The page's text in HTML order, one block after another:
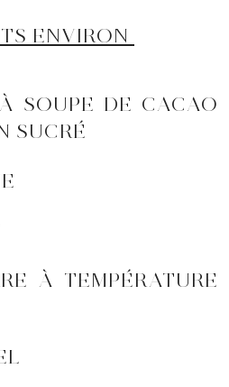
ENVIRON
SOUPE DE CACAO
SUCRÉ
À TEMPÉRATURE